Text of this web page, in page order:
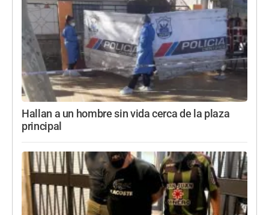
Hallan a un hombre sin vida cerca de la plaza
principal